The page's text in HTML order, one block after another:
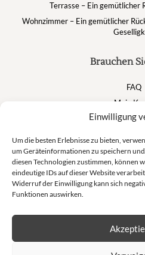
Einwilligung
Um die besten Erlebnisse zu bieten,
um Geräteinformationen zu speichern
diesen Technologien zustimmen, können
eindeutige IDs auf dieser Website
Widerruf der Einwilligung kann sich
Funktionen auswirken.
Brauchen
FAQ
Mein
Suivez
Terrasse – Ein gemütlicher
Wohnzimmer – Ein gemütlicher
Lass dich nicht von unseren exklusiven